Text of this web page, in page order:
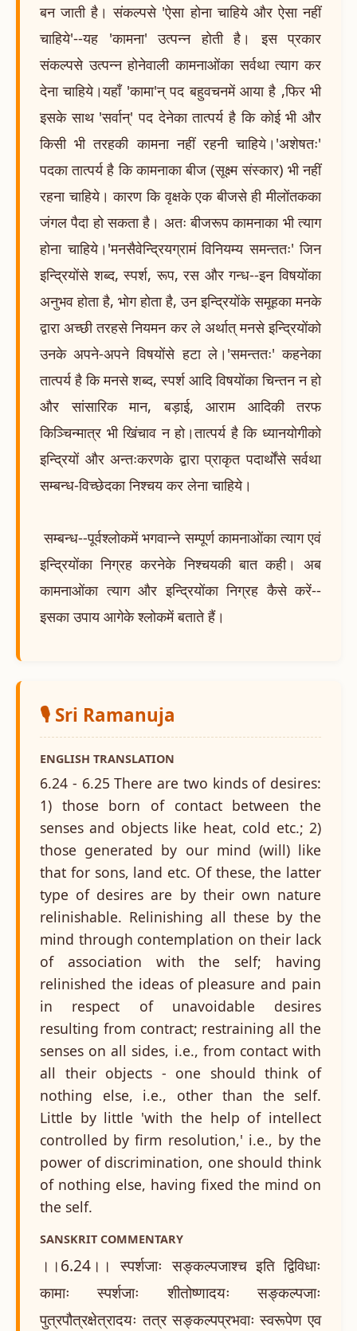
बन जाती है। संकल्पसे 'ऐसा होना चाहिये और ऐसा नहीं
चाहिये'--यह 'कामना' उत्पन्न होती है। इस प्रकार
संकल्पसे उत्पन्न होनेवाली कामनाओंका सर्वथा त्याग कर
देना चाहिये।यहाँ 'कामा'न् पद बहुवचनमें आया है ,फिर भी
इसके साथ 'सर्वान्' पद देनेका तात्पर्य है कि कोई भी और
किसी भी तरहकी कामना नहीं रहनी चाहिये।'अशेषतः'
पदका तात्पर्य है कि कामनाका बीज (सूक्ष्म संस्कार) भी नहीं
रहना चाहिये। कारण कि वृक्षके एक बीजसे ही मीलोंतकका
जंगल पैदा हो सकता है। अतः बीजरूप कामनाका भी त्याग
होना चाहिये।'मनसैवेन्द्रियग्रामं विनियम्य समन्ततः' जिन
इन्द्रियोंसे शब्द, स्पर्श, रूप, रस और गन्ध--इन विषयोंका
अनुभव होता है, भोग होता है, उन इन्द्रियोंके समूहका मनके
द्वारा अच्छी तरहसे नियमन कर ले अर्थात् मनसे इन्द्रियोंको
उनके अपने-अपने विषयोंसे हटा ले।'समन्ततः' कहनेका
तात्पर्य है कि मनसे शब्द, स्पर्श आदि विषयोंका चिन्तन न हो
और सांसारिक मान, बड़ाई, आराम आदिकी तरफ
किञ्चिन्मात्र भी खिंचाव न हो।तात्पर्य है कि ध्यानयोगीको
इन्द्रियों और अन्तःकरणके द्वारा प्राकृत पदार्थोंसे सर्वथा
सम्बन्ध-विच्छेदका निश्चय कर लेना चाहिये।
सम्बन्ध--पूर्वश्लोकमें भगवान्ने सम्पूर्ण कामनाओंका त्याग एवं
इन्द्रियोंका निग्रह करनेके निश्चयकी बात कही। अब
कामनाओंका त्याग और इन्द्रियोंका निग्रह कैसे करें--
इसका उपाय आगेके श्लोकमें बताते हैं।
🎙️ Sri Ramanuja
ENGLISH TRANSLATION
6.24 - 6.25 There are two kinds of desires:
1) those born of contact between the
senses and objects like heat, cold etc.; 2)
those generated by our mind (will) like
that for sons, land etc. Of these, the latter
type of desires are by their own nature
relinishable. Relinishing all these by the
mind through contemplation on their lack
of association with the self; having
relinished the ideas of pleasure and pain
in respect of unavoidable desires
resulting from contract; restraining all the
senses on all sides, i.e., from contact with
all their objects - one should think of
nothing else, i.e., other than the self.
Little by little 'with the help of intellect
controlled by firm resolution,' i.e., by the
power of discrimination, one should think
of nothing else, having fixed the mind on
the self.
SANSKRIT COMMENTARY
।।6.24।। स्पर्शजाः सङ्कल्पजाश्च इति द्विविधाः
कामाः स्पर्शजाः शीतोष्णादयः सङ्कल्पजाः
पुत्रपौत्रक्षेत्रादयः तत्र सङ्कल्पप्रभवाः स्वरूपेण एव